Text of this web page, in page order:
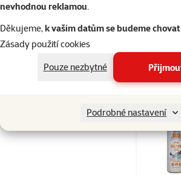
nevhodnou reklamou.
Děkujeme,k vašim datům se budeme
Zásady použití cookies
Pouze nezbytné
Podrobné nastavení
Skladem